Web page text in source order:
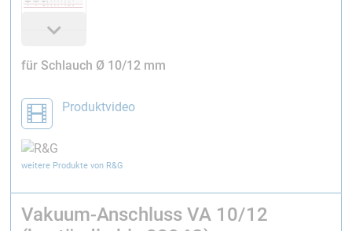
für Schlauch Ø 10/12 mm
Produktvideo
weitere Produkte von R&G
Vakuum-Anschluss VA 10/12